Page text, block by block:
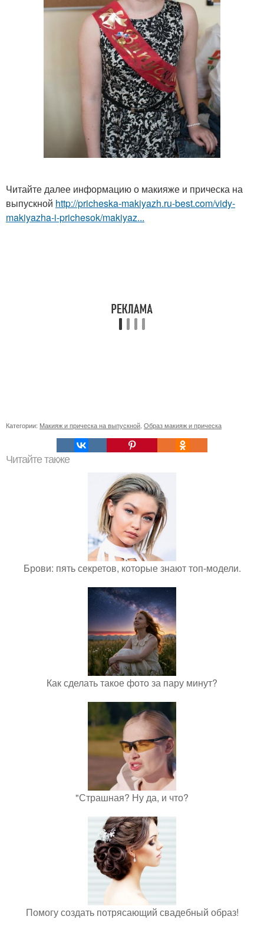
Читайте далее информацию о макияже и прическа на
выпускной http://pricheska-makiyazh.ru-best.com/vidy-
makiyazha-i-prichesok/makiyaz...
Категории: Макияж и прическа на выпускной Образ макияж и прическа
Читайте также
Брови: пять секретов, которые знают топ-модели.
Как сделать такое фото за пару минут?
"Страшная? Ну да, и что?
Помогу создать потрясающий свадебный образ!